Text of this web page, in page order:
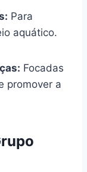
Para
aquático.
Focadas
promover a